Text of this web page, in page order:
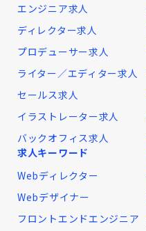
エンジニア求人
ディレクター求人
プロデューサー求人
ライター／エディター求人
セールス求人
イラストレーター求人
バックオフィス求人
求人キーワード
Webディレクター
Webデザイナー
フロントエンドエンジニア